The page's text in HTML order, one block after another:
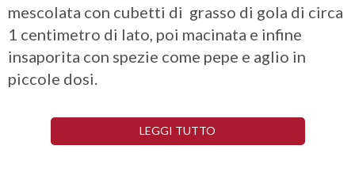
mescolata con cubetti di grasso di gola di circa
1 centimetro di lato, poi macinata e infine
insaporita con spezie come pepe e aglio in
piccole dosi.
LEGGI TUTTO